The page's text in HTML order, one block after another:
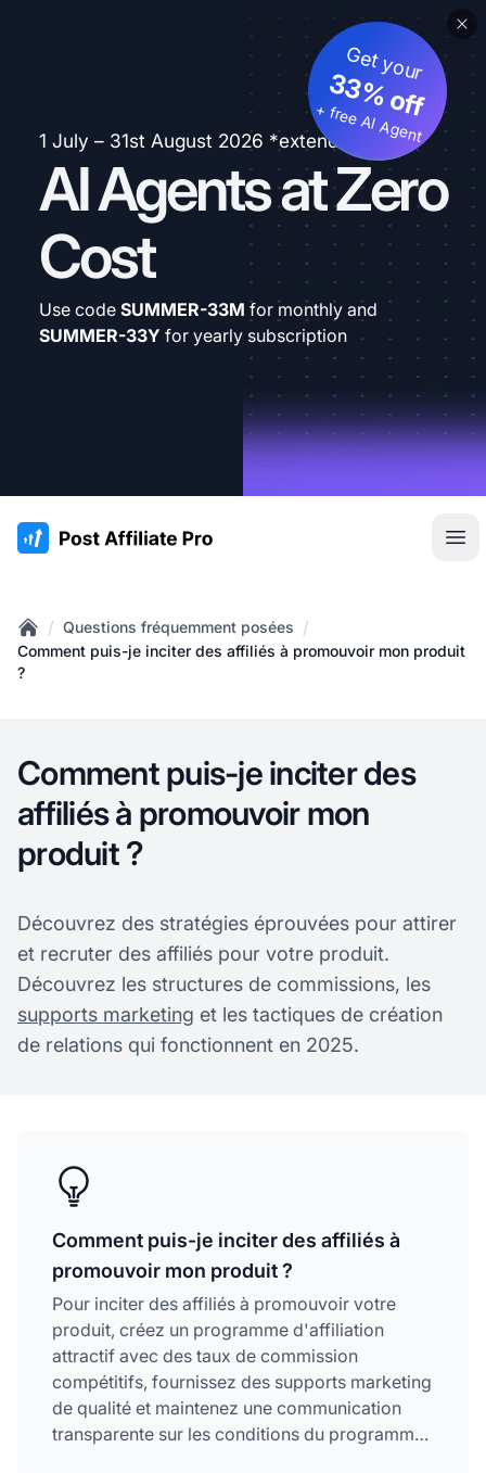
1 July – 31st August 2026 *extended
AI Agents at Zero
Cost
Get your
33% off
+ free AI Agent
Use code SUMMER-33M for monthly and
SUMMER-33Y for yearly subscription
:site.title
Home
/ Questions fréquemment posées /
Comment puis-je inciter des affiliés à promouvoir mon produit
?
Comment puis-je inciter des
affiliés à promouvoir mon
produit ?
Découvrez des stratégies éprouvées pour attirer
et recruter des affiliés pour votre produit.
Découvrez les structures de commissions, les
supports marketing et les tactiques de création
de relations qui fonctionnent en 2025.
Comment puis-je inciter des affiliés à
promouvoir mon produit ?
Pour inciter des affiliés à promouvoir votre
produit, créez un programme d'affiliation
attractif avec des taux de commission
compétitifs, fournissez des supports marketing
de qualité et maintenez une communication
transparente sur les conditions du programme.